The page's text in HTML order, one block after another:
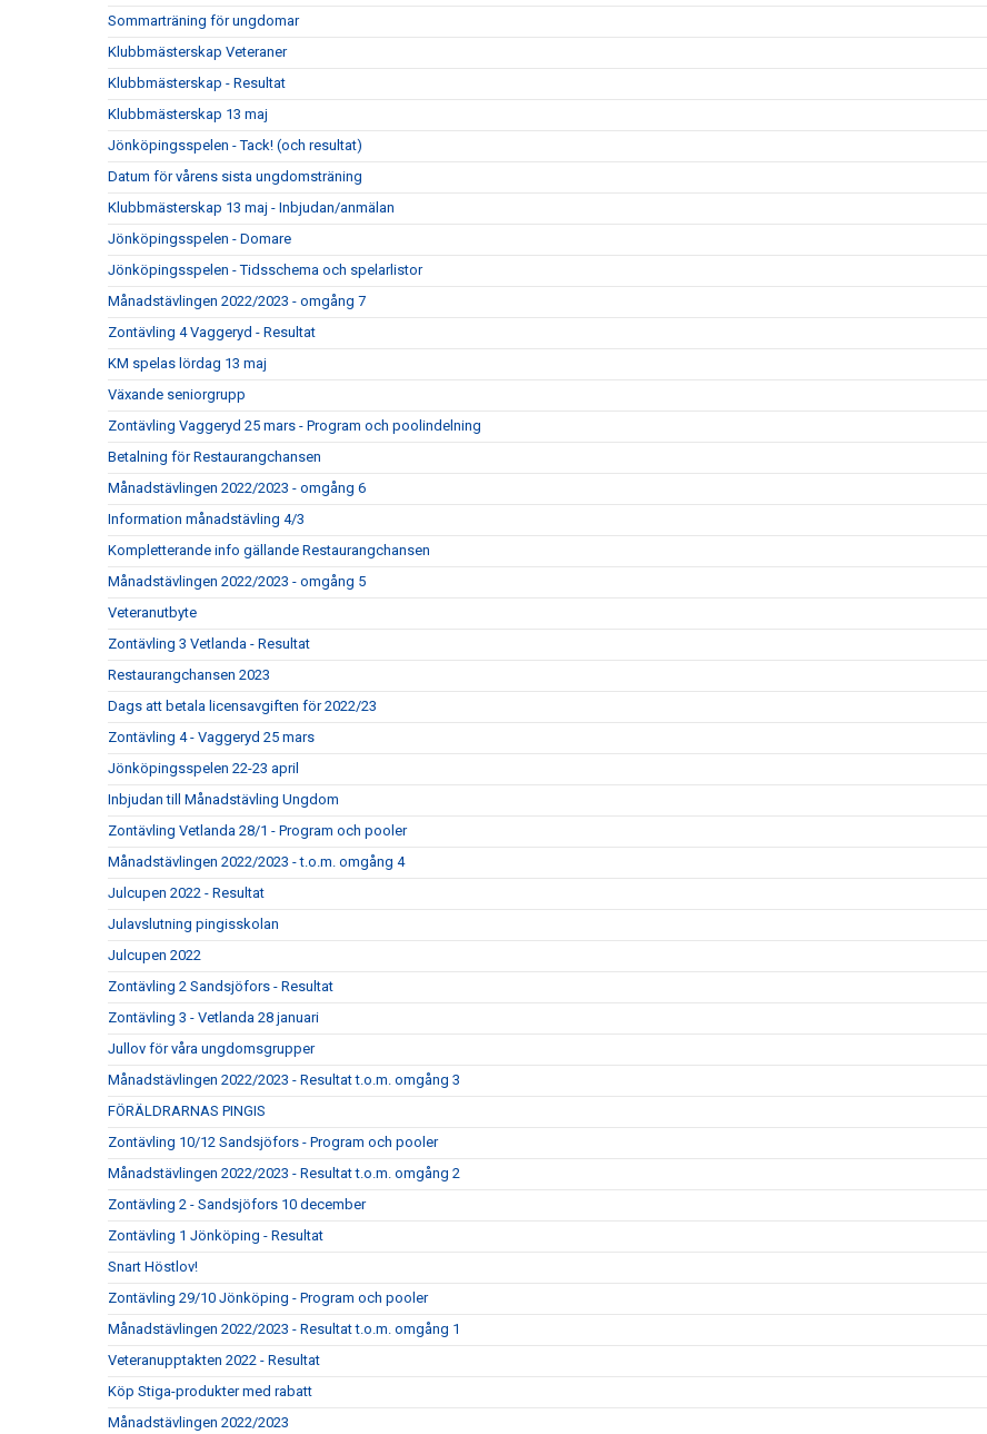
Sommarträning för ungdomar
Klubbmästerskap Veteraner
Klubbmästerskap - Resultat
Klubbmästerskap 13 maj
Jönköpingsspelen - Tack! (och resultat)
Datum för vårens sista ungdomsträning
Klubbmästerskap 13 maj - Inbjudan/anmälan
Jönköpingsspelen - Domare
Jönköpingsspelen - Tidsschema och spelarlistor
Månadstävlingen 2022/2023 - omgång 7
Zontävling 4 Vaggeryd - Resultat
KM spelas lördag 13 maj
Växande seniorgrupp
Zontävling Vaggeryd 25 mars - Program och poolindelning
Betalning för Restaurangchansen
Månadstävlingen 2022/2023 - omgång 6
Information månadstävling 4/3
Kompletterande info gällande Restaurangchansen
Månadstävlingen 2022/2023 - omgång 5
Veteranutbyte
Zontävling 3 Vetlanda - Resultat
Restaurangchansen 2023
Dags att betala licensavgiften för 2022/23
Zontävling 4 - Vaggeryd 25 mars
Jönköpingsspelen 22-23 april
Inbjudan till Månadstävling Ungdom
Zontävling Vetlanda 28/1 - Program och pooler
Månadstävlingen 2022/2023 - t.o.m. omgång 4
Julcupen 2022 - Resultat
Julavslutning pingisskolan
Julcupen 2022
Zontävling 2 Sandsjöfors - Resultat
Zontävling 3 - Vetlanda 28 januari
Jullov för våra ungdomsgrupper
Månadstävlingen 2022/2023 - Resultat t.o.m. omgång 3
FÖRÄLDRARNAS PINGIS
Zontävling 10/12 Sandsjöfors - Program och pooler
Månadstävlingen 2022/2023 - Resultat t.o.m. omgång 2
Zontävling 2 - Sandsjöfors 10 december
Zontävling 1 Jönköping - Resultat
Snart Höstlov!
Zontävling 29/10 Jönköping - Program och pooler
Månadstävlingen 2022/2023 - Resultat t.o.m. omgång 1
Veteranupptakten 2022 - Resultat
Köp Stiga-produkter med rabatt
Månadstävlingen 2022/2023